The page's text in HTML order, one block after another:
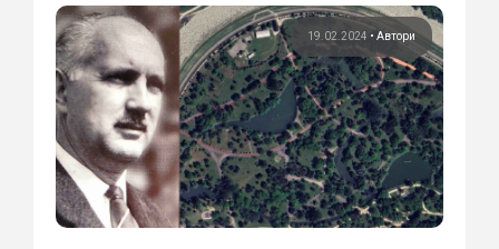
19.02.2024 • Автори